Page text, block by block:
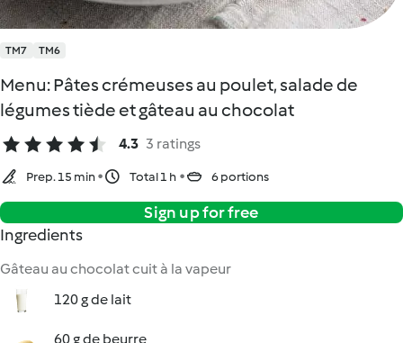
TM7 TM6
Menu: Pâtes crémeuses au poulet, salade de
légumes tiède et gâteau au chocolat
4.3 3 ratings
Prep. 15 min Total 1 h 6 portions
Sign up for free
Ingredients
Gâteau au chocolat cuit à la vapeur
120 g de lait
60 g de beurre